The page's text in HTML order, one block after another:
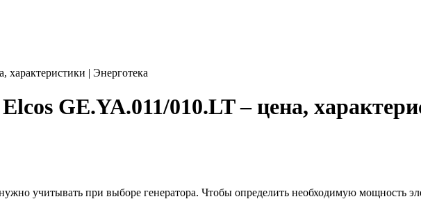
| Энерготека
GE.YA.011/010.LT – цена,
учитывать при выборе генератора. Чтобы определить необходимую мощность